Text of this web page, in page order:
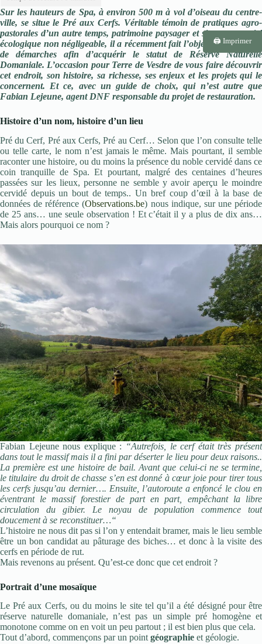
🖨️ Imprimer
Sur les hauteurs de Spa, à environ 500 m à vol d’oiseau du centre-
ville, se situe le Pré aux Cerfs. Véritable témoin de pratiques agro-
pastorales d’un autre temps, patrimoine paysager et site au potentiel
écologique non négligeable, il a récemment fait l’objet de tout un tas
de démarches afin d’acquérir le statut de Réserve Naturelle
Domaniale. L’occasion pour Terre de Vesdre de vous faire découvrir
cet endroit, son histoire, sa richesse, ses enjeux et les projets qui le
concernent. Et ce, avec un guide de choix, qui n’est autre que
Fabian Lejeune, agent DNF responsable du projet de restauration.
Histoire d’un nom, histoire d’un lieu
Pré du Cerf, Pré aux Cerfs, Pré au Cerf… Selon que l’on consulte telle
ou telle carte, le nom n’est jamais le même. Mais pourtant, il semble
raconter une histoire, ou du moins la présence du noble cervidé dans ce
coin tranquille de Spa. Et pourtant, malgré des centaines d’heures
passées sur les lieux, personne ne semble y avoir aperçu le moindre
cervidé depuis un bout de temps.. Un bref coup d’œil à la base de
données de référence (Observations.be) nous indique, sur une période
de 25 ans… une seule observation ! Et c’était il y a plus de dix ans…
Mais alors pourquoi ce nom ?
Fabian Lejeune nous explique : “Autrefois, le cerf était très présent
dans tout le massif mais il a fini par déserter le lieu pour deux raisons..
La première est une histoire de bail. Avant que celui-ci ne se termine,
le titulaire du droit de chasse s’en est donné à cœur joie pour tirer tous
les cerfs jusqu’au dernier…. Ensuite, l’autoroute a enfoncé le clou en
éventrant le massif forestier de part en part, empêchant la libre
circulation du gibier. Le noyau de population commence tout
doucement à se reconstituer…“
L’histoire ne nous dit pas si l’on y entendait bramer, mais le lieu semble
être un bon candidat au pâturage des biches… et donc à la visite des
cerfs en période de rut.
Mais revenons au présent. Qu’est-ce donc que cet endroit ?
Portrait d’une mosaïque
Le Pré aux Cerfs, ou du moins le site tel qu’il a été désigné pour être
réserve naturelle domaniale, n’est pas un simple pré homogène et
monotone comme on en voit un peu partout ; il est bien plus que cela.
Tout d’abord, commençons par un point géographie et géologie.